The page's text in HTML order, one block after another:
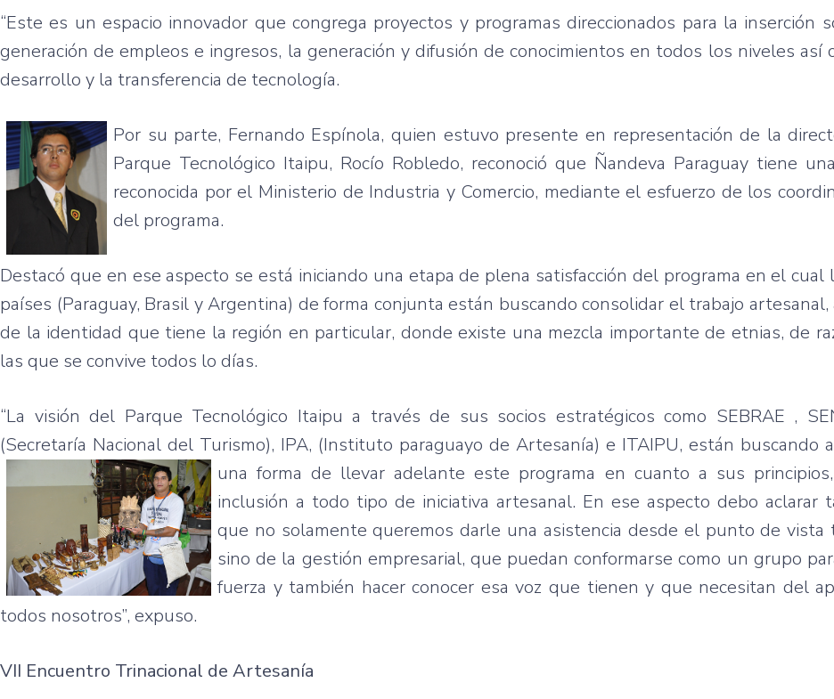
“Este es un espacio innovador que congrega proyectos y programas direccionados para la inserción
generación de empleos e ingresos, la generación y difusión de conocimientos en todos los niveles así
desarrollo y la transferencia de tecnología.
Por su parte, Fernando Espínola, quien estuvo presente en representación de la
Parque Tecnológico Itaipu, Rocío Robledo, reconoció que Ñandeva Paraguay tiene
reconocida por el Ministerio de Industria y Comercio, mediante el esfuerzo de los
del programa.
Destacó que en ese aspecto se está iniciando una etapa de plena satisfacción del programa en el cual
países (Paraguay, Brasil y Argentina) de forma conjunta están buscando consolidar el trabajo
de la identidad que tiene la región en particular, donde existe una mezcla importante de etnias, de
las que se convive todos lo días.
“La visión del Parque Tecnológico Itaipu a través de sus socios estratégicos como SEBRAE ,
(Secretaría Nacional del Turismo), IPA, (Instituto paraguayo de Artesanía) e ITAIPU, están buscando
una forma de llevar adelante este programa en cuanto a sus
inclusión a todo tipo de iniciativa artesanal. En ese aspecto debo aclarar
que no solamente queremos darle una asistencia desde el punto de vista
sino de la gestión empresarial, que puedan conformarse como un grupo
fuerza y también hacer conocer esa voz que tienen y que necesitan del
todos nosotros”, expuso.
VII Encuentro Trinacional de Artesanía